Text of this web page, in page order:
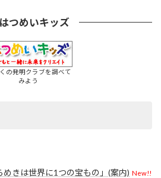
つめいキッズ
の発明クラブを調べて
みよう
きは世界に1つの宝もの」(案内) New!!